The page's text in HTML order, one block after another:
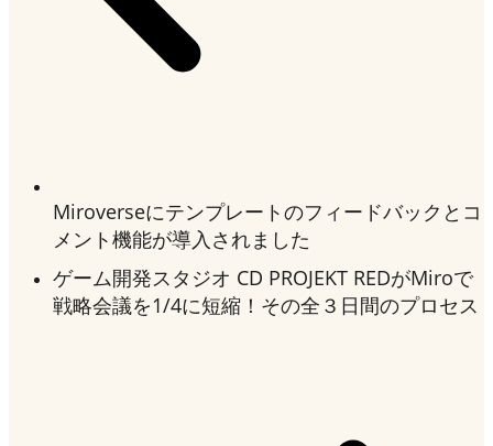
Miroverseにテンプレートのフィードバックとコ
メント機能が導入されました
ゲーム開発スタジオ CD PROJEKT REDがMiroで
戦略会議を1/4に短縮！その全３日間のプロセス